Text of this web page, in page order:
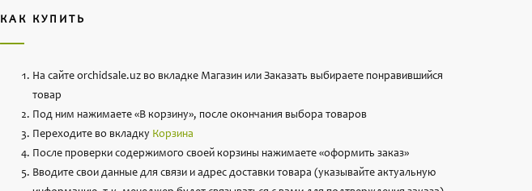
КАК КУПИТЬ
На сайте orchidsale.uz во вкладке Магазин или Заказать выбираете понравившийся
товар
Под ним нажимаете «В корзину», после окончания выбора товаров
Переходите во вкладку Корзина
После проверки содержимого своей корзины нажимаете «оформить заказ»
Вводите свои данные для связи и адрес доставки товара (указывайте актуальную